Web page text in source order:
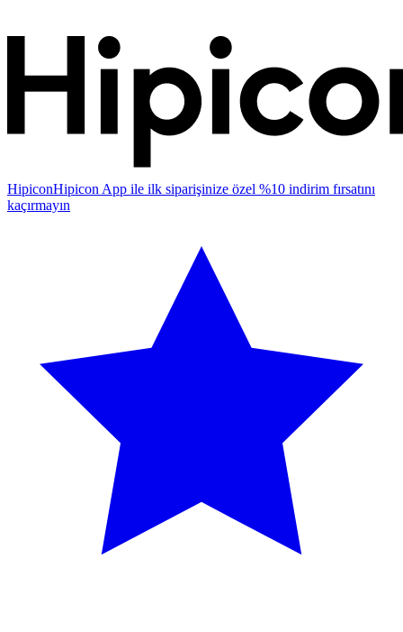
HipiconHipicon App ile ilk siparişinize özel %10 indirim fırsatını
kaçırmayın